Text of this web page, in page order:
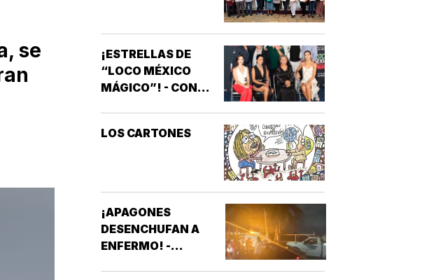
se
¡ESTRELLAS DE
“LOCO MÉXICO
MÁGICO”! - CON
LOS CARTONES
¡APAGONES
DESENCHUFAN A
ENFERMO! -